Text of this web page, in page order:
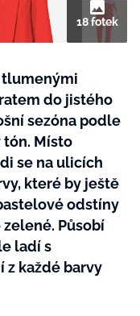
18 fotek
tlumenými
do jistého
sezóna podle
tón. Místo
se na ulicích
které by ještě
odstíny
Působí
ladí s
z každé barvy